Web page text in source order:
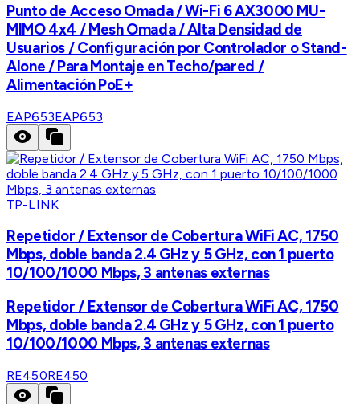
Punto de Acceso Omada / Wi-Fi 6 AX3000 MU-
MIMO 4x4 / Mesh Omada / Alta Densidad de
Usuarios / Configuración por Controlador o Stand-
Alone / Para Montaje en Techo/pared /
Alimentación PoE+
EAP653EAP653
TP-LINK
Repetidor / Extensor de Cobertura WiFi AC, 1750
Mbps, doble banda 2.4 GHz y 5 GHz, con 1 puerto
10/100/1000 Mbps, 3 antenas externas
Repetidor / Extensor de Cobertura WiFi AC, 1750
Mbps, doble banda 2.4 GHz y 5 GHz, con 1 puerto
10/100/1000 Mbps, 3 antenas externas
RE450RE450